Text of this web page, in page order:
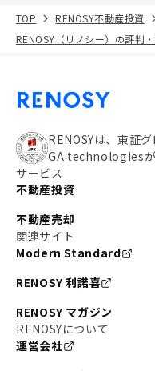
TOP RENOSY不動産投資
RENOSY（リノシー）の評判
RENOSYは、東証
GA technologiesが
サービス
不動産投資
不動産売却
関連サイト
Modern Standard
RENOSY 利諾喜
RENOSY マガジン
RENOSYについて
運営会社